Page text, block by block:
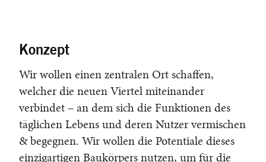
Konzept
Wir wollen einen zentralen Ort schaffen,
welcher die neuen Viertel miteinander
verbindet – an dem sich die Funktionen des
täglichen Lebens und deren Nutzer vermischen
& begegnen. Wir wollen die Potentiale dieses
einzigartigen Baukörpers nutzen, um für die